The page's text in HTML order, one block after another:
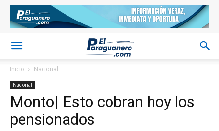
Inicio Nacional
Nacional
Monto| Esto cobran hoy los
pensionados